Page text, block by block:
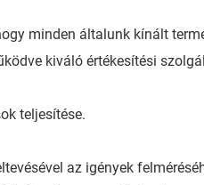
minden általunk kínált
kiváló értékesítési
teljesítése.
az igények